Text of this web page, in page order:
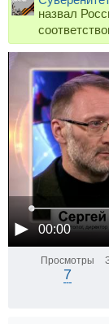
назвал
00:00
Просмотры
7